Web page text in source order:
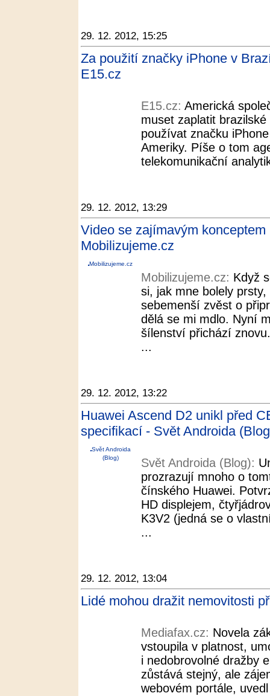
29. 12. 2012, 15:25
Za použití značky iPhone v
E15.cz
E15.cz: Americká
muset zaplatit
používat značku
Ameriky. Píše o tom
telekomunikační
29. 12. 2012, 13:29
Video se zajímavým
Mobilizujeme.cz
Mobilizujeme.cz
Mobilizujeme.cz: Když
si, jak mne bolely
sebemenší zvěst o
dělá se mi mdlo. Nyní
šílenství přichází
...
29. 12. 2012, 13:22
Huawei Ascend D2 unikl před
specifikací - Svět Androida
Svět Androida
(Blog)
Svět Androida (Blog):
prozrazují mnoho o
čínského Huawei.
HD displejem,
K3V2 (jedná se o
...
29. 12. 2012, 13:04
Lidé mohou dražit nemovitosti
Mediafax.cz: Novela
vstoupila v platnost,
i nedobrovolné dražby
zůstává stejný, ale
webovém portále,